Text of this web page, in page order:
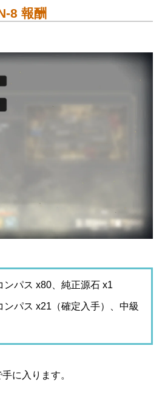
8 報酬
ンパス x80、純正源石 x1
ンパス x21（確定入手）、中級
に入ります。